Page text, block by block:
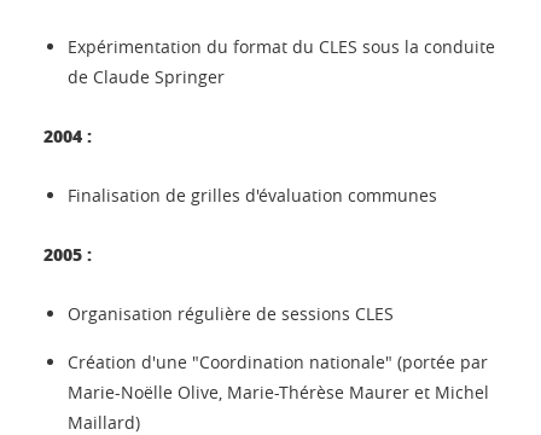
Expérimentation du format du CLES sous la conduite
de Claude Springer
2004 :
Finalisation de grilles d'évaluation communes
2005 :
Organisation régulière de sessions CLES
Création d'une "Coordination nationale" (portée par
Marie-Noëlle Olive, Marie-Thérèse Maurer et Michel
Maillard)